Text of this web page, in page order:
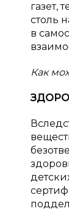
газет,
столь
в
Как